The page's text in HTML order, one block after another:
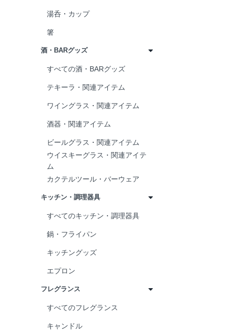
湯呑・カップ
箸
酒・BARグッズ
すべての酒・BARグッズ
テキーラ・関連アイテム
ワイングラス・関連アイテム
酒器・関連アイテム
ビールグラス・関連アイテム
ウイスキーグラス・関連アイテ
ム
カクテルツール・バーウェア
キッチン・調理器具
すべてのキッチン・調理器具
鍋・フライパン
キッチングッズ
エプロン
フレグランス
すべてのフレグランス
キャンドル